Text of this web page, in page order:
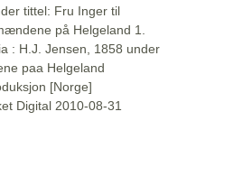
tittel: Fru Inger til
på Helgeland 1.
: H.J. Jensen, 1858 under
paa Helgeland
[Norge]
Digital 2010-08-31